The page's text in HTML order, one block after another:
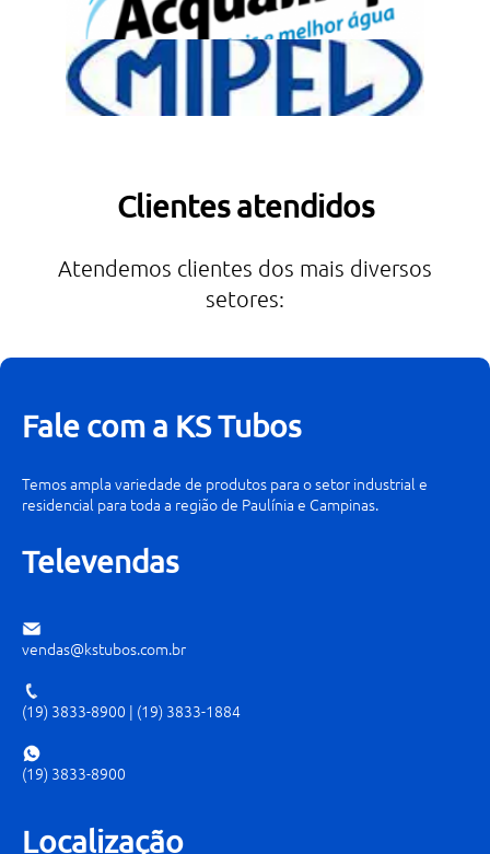
Clientes atendidos
Atendemos clientes dos mais diversos
setores:
Fale com a KS Tubos
Temos ampla variedade de produtos para o setor industrial e
residencial para toda a região de Paulínia e Campinas.
Televendas
vendas@kstubos.com.br
(19) 3833-8900 | (19) 3833-1884
(19) 3833-8900
Localização